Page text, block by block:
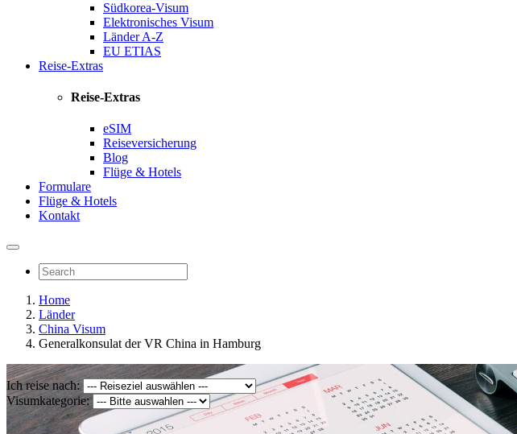
Südkorea-Visum
Elektronisches Visum
Länder A-Z
EU ETIAS
Reise-Extras
Reise-Extras
eSIM
Reiseversicherung
Blog
Flüge & Hotels
Formulare
Flüge & Hotels
Kontakt
Home
Länder
China Visum
Generalkonsulat der VR China in Hamburg
Ich reise nach:
Visumkategorie: